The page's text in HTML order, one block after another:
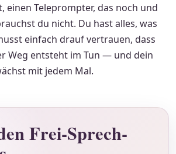
einen Teleprompter, das noch und
du nicht. Du hast alles, was
einfach drauf vertrauen, dass
Weg entsteht im Tun — und dein
mit jedem Mal.
Frei-Sprech-